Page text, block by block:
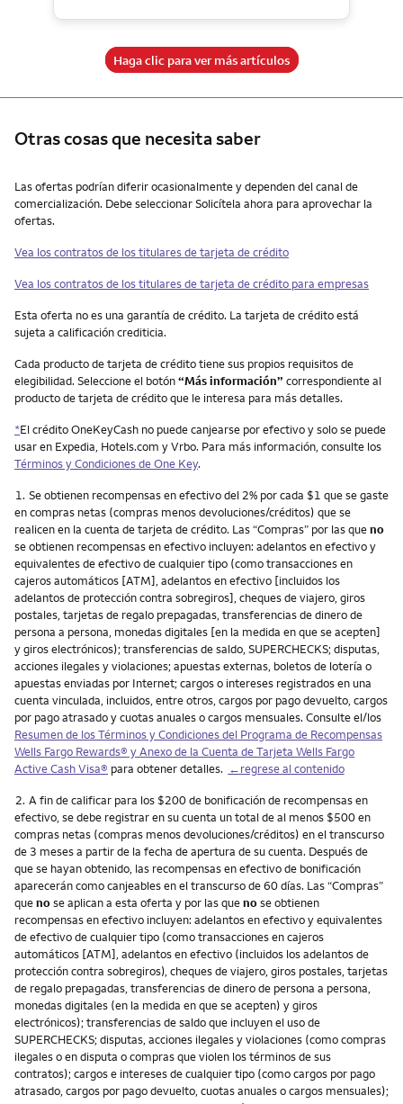
Haga clic para ver más artículos
Otras cosas que necesita saber
Otras cosas que necesita saber
Las ofertas podrían diferir ocasionalmente y dependen del canal de
comercialización. Debe seleccionar Solicítela ahora para aprovechar la
ofertas.
Vea los contratos de los titulares de tarjeta de crédito
Vea los contratos de los titulares de tarjeta de crédito para empresas
Esta oferta no es una garantía de crédito. La tarjeta de crédito está
sujeta a calificación crediticia.
Cada producto de tarjeta de crédito tiene sus propios requisitos de
elegibilidad. Seleccione el botón“Más información” correspondiente al
producto de tarjeta de crédito que le interesa para más detalles.
*El crédito OneKeyCash no puede canjearse por efectivo y solo se puede
usar en Expedia, Hotels.com y Vrbo. Para más información, consulte los
Términos y Condiciones de One Key.
Nota
1. Se obtienen recompensas en efectivo del 2% por cada $1 que se gaste
en compras netas (compras menos devoluciones/créditos) que se
realicen en la cuenta de tarjeta de crédito. Las “Compras” por las queno
se obtienen recompensas en efectivo incluyen: adelantos en efectivo y
equivalentes de efectivo de cualquier tipo (como transacciones en
cajeros automáticos [ATM], adelantos en efectivo [incluidos los
adelantos de protección contra sobregiros], cheques de viajero, giros
postales, tarjetas de regalo prepagadas, transferencias de dinero de
persona a persona, monedas digitales [en la medida en que se acepten]
y giros electrónicos); transferencias de saldo, SUPERCHECKS; disputas,
acciones ilegales y violaciones; apuestas externas, boletos de lotería o
apuestas enviadas por Internet; cargos o intereses registrados en una
cuenta vinculada, incluidos, entre otros, cargos por pago devuelto, cargos
por pago atrasado y cuotas anuales o cargos mensuales. Consulte el/los
Resumen de los Términos y Condiciones del Programa de Recompensas
Wells Fargo Rewards® y Anexo de la Cuenta de Tarjeta Wells Fargo
Active Cash Visa® para obtener detalles. ←regrese al contenido
Nota
2. A fin de calificar para los $200 de bonificación de recompensas en
efectivo, se debe registrar en su cuenta un total de al menos $500 en
compras netas (compras menos devoluciones/créditos) en el transcurso
de 3 meses a partir de la fecha de apertura de su cuenta. Después de
que se hayan obtenido, las recompensas en efectivo de bonificación
aparecerán como canjeables en el transcurso de 60 días. Las “Compras”
quenose aplican a esta oferta y por las quenose obtienen
recompensas en efectivo incluyen: adelantos en efectivo y equivalentes
de efectivo de cualquier tipo (como transacciones en cajeros
automáticos [ATM], adelantos en efectivo (incluidos los adelantos de
protección contra sobregiros), cheques de viajero, giros postales, tarjetas
de regalo prepagadas, transferencias de dinero de persona a persona,
monedas digitales (en la medida en que se acepten) y giros
electrónicos); transferencias de saldo que incluyen el uso de
SUPERCHECKS; disputas, acciones ilegales y violaciones (como compras
ilegales o en disputa o compras que violen los términos de sus
contratos); cargos e intereses de cualquier tipo (como cargos por pago
atrasado, cargos por pago devuelto, cuotas anuales o cargos mensuales);